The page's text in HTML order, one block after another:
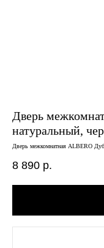
Дверь
натуральный,
Дверь межкомнатная ALBERO
8 890 р.